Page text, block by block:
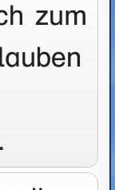
zum